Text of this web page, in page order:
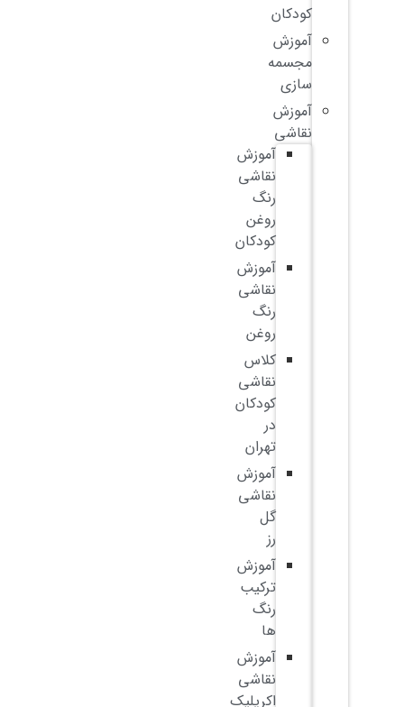
کودکان
آموزش
مجسمه
سازی
آموزش
نقاشی
آموزش
نقاشی
رنگ
روغن
کودکان
آموزش
نقاشی
رنگ
روغن
کلاس
نقاشی
کودکان
در
تهران
آموزش
نقاشی
گل
رز
آموزش
ترکیب
رنگ
ها
آموزش
نقاشی
اکریلیک